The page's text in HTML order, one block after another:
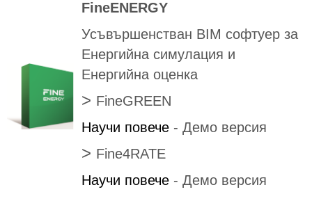
FineENERGY
Усъвършенстван BIM софтуер за
Енергийна симулация и
Енергийна оценка
> FineGREEN
Научи повече - Демо версия
> Fine4RATE
Научи повече - Демо версия